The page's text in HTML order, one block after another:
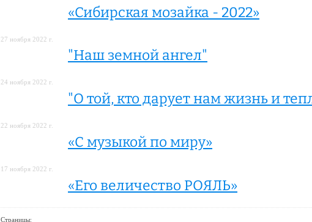
«Сибирская мозайка - 2022»
27 ноября 2022 г.
"Наш земной ангел"
24 ноября 2022 г.
"О той, кто дарует нам жизнь и
22 ноября 2022 г.
«С музыкой по миру»
17 ноября 2022 г.
«Его величество РОЯЛЬ»
Страницы: